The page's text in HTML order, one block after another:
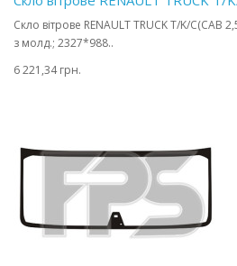
Скло вітрове RENAULT TRUCK T/K/C(CAB
з молд.; 2327*988..
6 221,34 грн.